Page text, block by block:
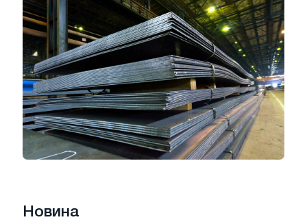
Новина